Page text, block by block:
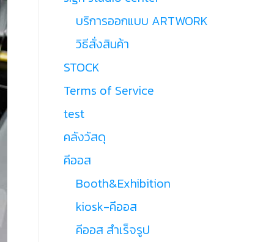
บริการออกแบบ ARTWORK
วิธีสั่งสินค้า
STOCK
Terms of Service
test
คลังวัสดุ
คีออส
Booth&Exhibition
kiosk-คีออส
คีออส สำเร็จรูป